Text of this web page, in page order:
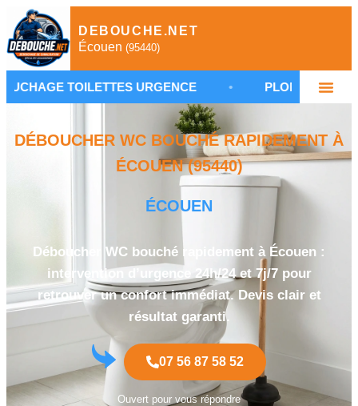
DEBOUCHE.NET
Écouen (95440)
URGENCE • PLOMBIER ÉCOUEN 95440
DÉBOUCHER WC BOUCHÉ RAPIDEMENT À
ÉCOUEN (95440)
ÉCOUEN
Déboucher WC bouché rapidement à Écouen :
intervention d’urgence 24h/24 et 7j/7 pour
retrouver un confort immédiat. Devis clair et
résultat garanti.
07 56 87 58 52
Ouvert pour vous répondre